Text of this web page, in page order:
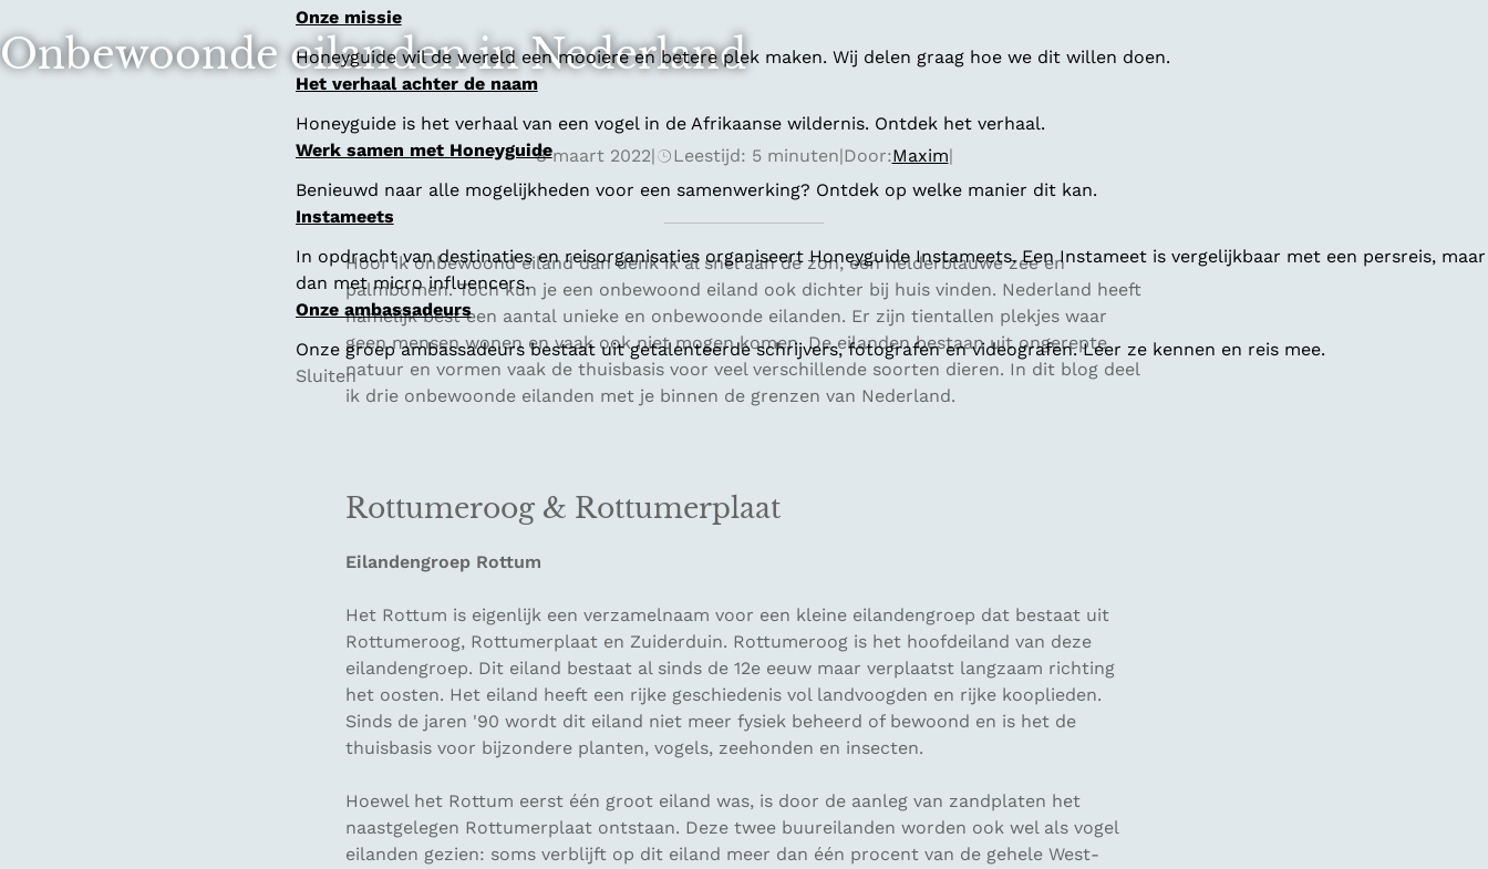
Onze missie
Honeyguide wil de wereld een mooiere en betere plek maken. Wij delen graag hoe we dit willen doen.
Het verhaal achter de naam
Honeyguide is het verhaal van een vogel in de Afrikaanse wildernis. Ontdek het verhaal.
Werk samen met Honeyguide
Benieuwd naar alle mogelijkheden voor een samenwerking? Ontdek op welke manier dit kan.
Instameets
In opdracht van destinaties en reisorganisaties organiseert Honeyguide Instameets. Een Instameet is vergelijkbaar met een persreis, maar
dan met micro influencers.
Onze ambassadeurs
Onze groep ambassadeurs bestaat uit getalenteerde schrijvers, fotografen en videografen. Leer ze kennen en reis mee.
Sluiten
Onbewoonde eilanden in Nederland
8 maart 2022| Leestijd: 5 minuten|Door:Maxim|
Hoor ik onbewoond eiland dan denk ik al snel aan de zon, een helderblauwe zee en
palmbomen. Toch kun je een onbewoond eiland ook dichter bij huis vinden. Nederland heeft
namelijk best een aantal unieke en onbewoonde eilanden. Er zijn tientallen plekjes waar
geen mensen wonen en vaak ook niet mogen komen. De eilanden bestaan uit ongerepte
natuur en vormen vaak de thuisbasis voor veel verschillende soorten dieren. In dit blog deel
ik drie onbewoonde eilanden met je binnen de grenzen van Nederland.
Rottumeroog & Rottumerplaat
Eilandengroep Rottum
Het Rottum is eigenlijk een verzamelnaam voor een kleine eilandengroep dat bestaat uit
Rottumeroog, Rottumerplaat en Zuiderduin. Rottumeroog is het hoofdeiland van deze
eilandengroep. Dit eiland bestaat al sinds de 12e eeuw maar verplaatst langzaam richting
het oosten. Het eiland heeft een rijke geschiedenis vol landvoogden en rijke kooplieden.
Sinds de jaren '90 wordt dit eiland niet meer fysiek beheerd of bewoond en is het de
thuisbasis voor bijzondere planten, vogels, zeehonden en insecten.
Hoewel het Rottum eerst één groot eiland was, is door de aanleg van zandplaten het
naastgelegen Rottumerplaat ontstaan. Deze twee buureilanden worden ook wel als vogel
eilanden gezien: soms verblijft op dit eiland meer dan één procent van de gehele West-